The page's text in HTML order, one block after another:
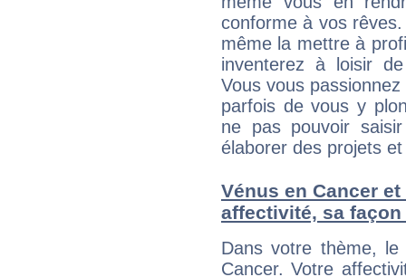
conforme à vos
même la mettre à
inventerez à loisir
Vous vous
parfois de vous y
ne pas pouvoir
élaborer des projets
Vénus en Cancer
affectivité, sa
Dans votre thème,
Cancer. Votre